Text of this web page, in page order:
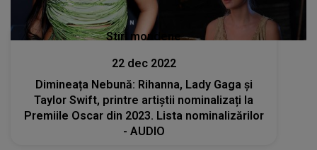
Stiri mondene
22 dec 2022
Dimineața Nebună: Rihanna, Lady Gaga şi
Taylor Swift, printre artiștii nominalizați la
Premiile Oscar din 2023. Lista nominalizărilor
- AUDIO